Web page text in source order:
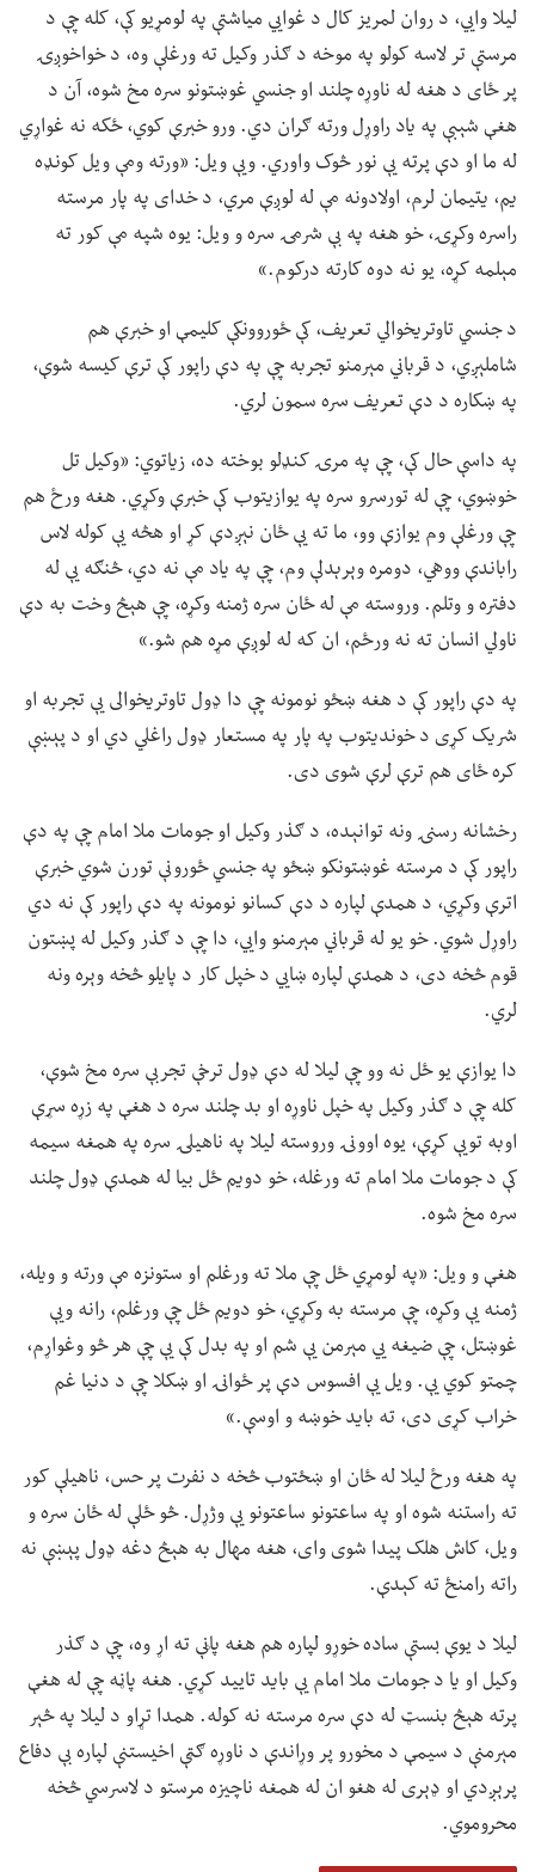
لیلا وايي، د روان لمریز کال د غوايي میاشتې په لومړیو کې، کله چې د
مرستې تر لاسه کولو په موخه د ګذر وکیل ته ورغلې وه، د خواخوږۍ
پر ځای د هغه له ناوړه چلند او جنسي غوښتونو سره مخ شوه، آن د
هغې شېبې په یاد راوړل ورته ګران دي. ورو خبرې کوي، ځکه نه غواړي
له ما او دې پرته یې نور څوک واوري. ویې ویل: «ورته ومې ویل کونډه
یم، یتیمان لرم، اولادونه مې له لوږې مري، د خدای په پار مرسته
راسره وکړۍ، خو هغه په بې شرمۍ سره و ویل: یوه شپه مې کور ته
مېلمه کړه، یو نه دوه کارته درکوم.»
د جنسي تاوتریخوالي تعریف، کې ځوروونکې کلیمې او خبرې هم
شاملېږي، د قرباني مېرمنو تجربه چې په دې راپور کې ترې کیسه شوې،
په ښکاره د دې تعریف سره سمون لري.
په داسې حال کې، چې په مرۍ کنډلو بوخته ده، زیاتوي: «وکیل تل
خوښوي، چې له تورسرو سره په یوازیتوب کې خبرې وکړي. هغه ورځ هم
چې ورغلې وم یوازې وو، ما ته یې ځان نېږدې کړ او هڅه یې کوله لاس
راباندې ووهي، دومره وېرېدلې وم، چې په یاد مې نه دي، څنګه یې له
دفتره و وتلم. وروسته مې له ځان سره ژمنه وکړه، چې هېڅ وخت به دې
ناولي انسان ته نه ورځم، ان که له لوږې مړه هم شو.»
په دې راپور کې د هغه ښځو نومونه چې دا ډول تاوتریخوالی یې تجربه او
شریک کړی د خوندیتوب په پار په مستعار ډول راغلي دي او د پېښې
کره ځای هم ترې لرې شوی دی.
رخشانه رسنۍ ونه توانېده، د ګذر وکیل او جومات ملا امام چې په دې
راپور کې د مرسته غوښتونکو ښځو په جنسي ځورونې تورن شوي خبرې
اترې وکړي، د همدې لپاره د دې کسانو نومونه په دې راپور کې نه دي
راوړل شوي. خو یو له قرباني مېرمنو وايي، دا چې د ګذر وکیل له پښتون
قوم څخه دی، د همدې لپاره ښايي د خپل کار د پایلو څخه وېره ونه
لري.
دا یوازې یو ځل نه وو چې لیلا له دې ډول ترخې تجربې سره مخ شوې،
کله چې د ګذر وکیل په خپل ناوړه او بد چلند سره د هغې په زړه سړې
اوبه تویې کړې، یوه اوونۍ وروسته لیلا په ناهیلۍ سره په همغه سیمه
کې د جومات ملا امام ته ورغله، خو دویم ځل بیا له همدې ډول چلند
سره مخ شوه.
هغې و ویل: «په لومړي ځل چې ملا ته ورغلم او ستونزه مې ورته و ویله،
ژمنه یې وکړه، چې مرسته به وکړي، خو دویم ځل چې ورغلم، رانه ویې
غوښتل، چې ضیغه يي مېرمن یې شم او په بدل کې یې چې هر څو وغواړم،
چمتو کوي یې. ویل یې افسوس دې پر ځوانۍ او ښکلا چې د دنیا غم
خراب کړی دی، ته باید خوښه و اوسې.»
په هغه ورځ لیلا له ځان او ښځتوب څخه د نفرت پر حس، ناهیلې کور
ته راستنه شوه او په ساعتونو ساعتونو یې وژړل. څو ځلې له ځان سره و
ویل، کاش هلک پیدا شوی وای، هغه مهال به هېڅ دغه ډول پېښې نه
راته رامنځ ته کېدې.
لیلا د یوې بستې ساده خوړو لپاره هم هغه پاڼې ته اړ وه، چې د ګذر
وکیل او یا د جومات ملا امام یې باید تایید کړي. هغه پاڼه چې له هغې
پرته هېڅ بنسټ له دې سره مرسته نه کوله. همدا تړاو د لیلا په څېر
مېرمنې د سیمې د مخورو پر وړاندې د ناوړه ګټې اخیستنې لپاره بې دفاع
پرېږدي او ډېری له هغو ان له همغه ناچیزه مرستو د لاسرسي څخه
محروموي.